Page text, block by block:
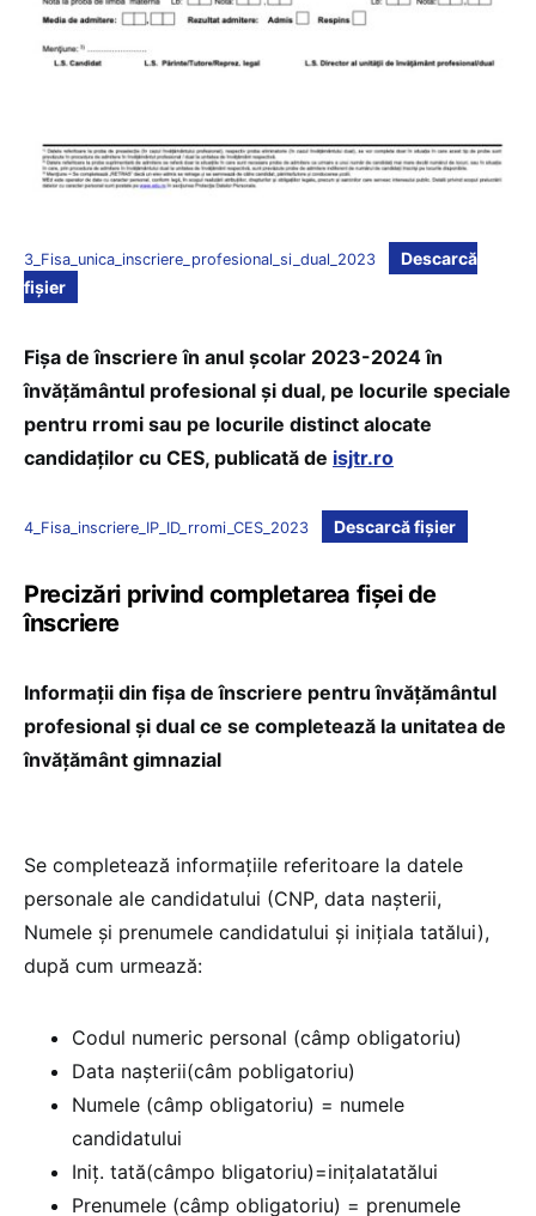
3_Fisa_unica_inscriere_profesional_si_dual_2023
Descarcă
fișier
Fișa de înscriere în anul școlar 2023-2024 în
învăţământul profesional și dual, pe locurile speciale
pentru rromi sau pe locurile distinct alocate
candidaților cu CES, publicată de isjtr.ro
4_Fisa_inscriere_IP_ID_rromi_CES_2023 Descarcă fișier
Precizări privind completarea fișei de
înscriere
Informații din fișa de înscriere pentru învăţământul
profesional și dual ce se completează la unitatea de
învăţământ gimnazial
Se completează informațiile referitoare la datele
personale ale candidatului (CNP, data nașterii,
Numele și prenumele candidatului și inițiala tatălui),
după cum urmează:
Codul numeric personal (câmp obligatoriu)
Data naşterii(câm pobligatoriu)
Numele (câmp obligatoriu) = numele
candidatului
Iniț. tată(câmpo bligatoriu)=iniţalatatălui
Prenumele (câmp obligatoriu) = prenumele